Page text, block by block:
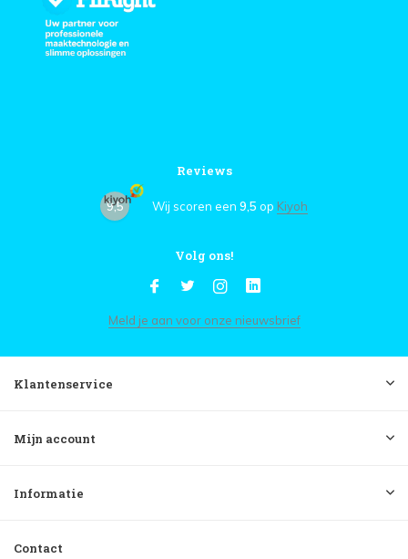
Reviews
9,5 Wij scoren een 9,5 op Kiyoh
Volg ons!
Meld je aan voor onze nieuwsbrief
Klantenservice
Mijn account
Informatie
Contact